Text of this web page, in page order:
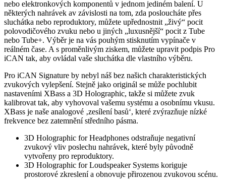
nebo elektronkových komponentů v jednom jediném balení. U
některých nahrávek av závislosti na tom, zda posloucháte přes
sluchátka nebo reproduktory, můžete upřednostnit „živý“ pocit
polovodičového zvuku nebo u jiných „luxusnější“ pocit z Tube
nebo Tube+. Výběr je na vás pouhým stisknutím vypínače v
reálném čase. A s proměnlivým ziskem, můžete upravit podpis Pro
iCAN tak, aby ovládal vaše sluchátka dle vlastního výběru.
Pro iCAN Signature by nebyl náš bez našich charakteristických
zvukových vylepšení. Stejně jako originál se může pochlubit
nastaveními XBass a 3D Holographic, takže si můžete zvuk
kalibrovat tak, aby vyhovoval vašemu systému a osobnímu vkusu.
XBass je naše analogové ‚zesílení basů‘, které zvýrazňuje nízké
frekvence bez zatemnění středního pásma.
3D Holographic for Headphones odstraňuje negativní
zvukový vliv poslechu nahrávek, které byly původně
vytvořeny pro reproduktory.
3D Holographic for Loudspeaker Systems koriguje
prostorové zkreslení a obnovuje přirozenou zvukovou scénu.